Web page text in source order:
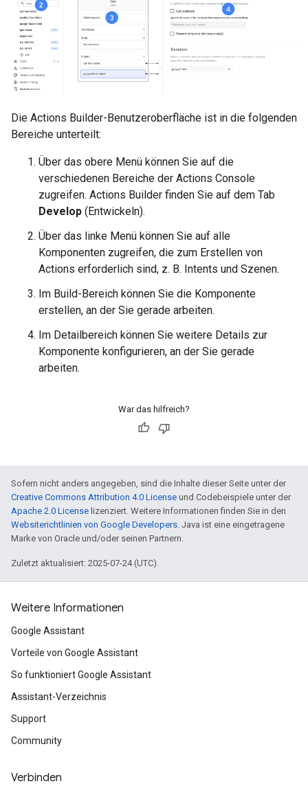
Die Actions Builder-Benutzeroberfläche ist in die folgenden
Bereiche unterteilt:
Über das obere Menü können Sie auf die
verschiedenen Bereiche der Actions Console
zugreifen. Actions Builder finden Sie auf dem Tab
Develop (Entwickeln).
Über das linke Menü können Sie auf alle
Komponenten zugreifen, die zum Erstellen von
Actions erforderlich sind, z. B. Intents und Szenen.
Im Build-Bereich können Sie die Komponente
erstellen, an der Sie gerade arbeiten.
Im Detailbereich können Sie weitere Details zur
Komponente konfigurieren, an der Sie gerade
arbeiten.
War das hilfreich?
Sofern nicht anders angegeben, sind die Inhalte dieser Seite unter der
Creative Commons Attribution 4.0 License und Codebeispiele unter der
Apache 2.0 License lizenziert. Weitere Informationen finden Sie in den
Websiterichtlinien von Google Developers. Java ist eine eingetragene
Marke von Oracle und/oder seinen Partnern.
Zuletzt aktualisiert: 2025-07-24 (UTC).
Weitere Informationen
Google Assistant
Vorteile von Google Assistant
So funktioniert Google Assistant
Assistant-Verzeichnis
Support
Community
Verbinden